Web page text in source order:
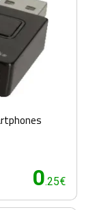
0.25€